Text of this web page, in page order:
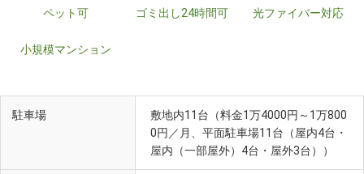
ペット可 ゴミ出し24時間可 光ファイバー対応
小規模マンション
駐車場
敷地内11台（料金1万4000円～1万800
0円／月、平面駐車場11台（屋内4台・
屋内（一部屋外）4台・屋外3台））